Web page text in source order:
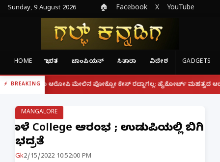
Sunday, 9 August 2026 🏠 Facebook X YouTube
HOME ಭಾರತ ಚಾಂಪಿಯನ್ ಸಿತಾರಾ ವಿದೇಶ GADGETS
BREAKING
ಆರೋಪಿ ಮೇಲಿನ ಪೋಕ್ಸೋ ಕೇಸ್ ರದ್ದಾಗಲ್ಲ: ಹೈಕೋರ್ಟ್ ಮಹತ್ವದ ಆದೇಶ | ಫೋನ್
MANGALORE
ನಾಳೆ College ಆರಂಭ ; ಉಡುಪಿಯಲ್ಲಿ ಬಿಗಿ
ಭದ್ರತೆ
Gk2/15/2022 10:52:00 PM